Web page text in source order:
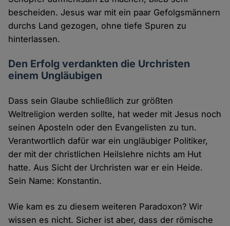
bescheiden. Jesus war mit ein paar Gefolgsmännern
durchs Land gezogen, ohne tiefe Spuren zu
hinterlassen.
Den Erfolg verdankten die Urchristen
einem Ungläubigen
Dass sein Glaube schließlich zur größten
Weltreligion werden sollte, hat weder mit Jesus noch
seinen Aposteln oder den Evangelisten zu tun.
Verantwortlich dafür war ein ungläubiger Politiker,
der mit der christlichen Heilslehre nichts am Hut
hatte. Aus Sicht der Urchristen war er ein Heide.
Sein Name: Konstantin.
Wie kam es zu diesem weiteren Paradoxon? Wir
wissen es nicht. Sicher ist aber, dass der römische